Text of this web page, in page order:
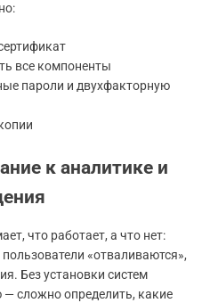
все компоненты
пароли и двухфакторную
к аналитике и
что работает, а что нет:
«отваливаются»,
Без установки систем
— сложно определить, какие